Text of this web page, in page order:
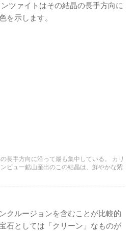
ツァイトはその結晶の長手方向に
を示します。
長手方向に沿って最も集中している。 カリ
ビュー鉱山産出のこの結晶は、鮮やかな紫
クルージョンを含むことが比較的
石としては「クリーン」なものが